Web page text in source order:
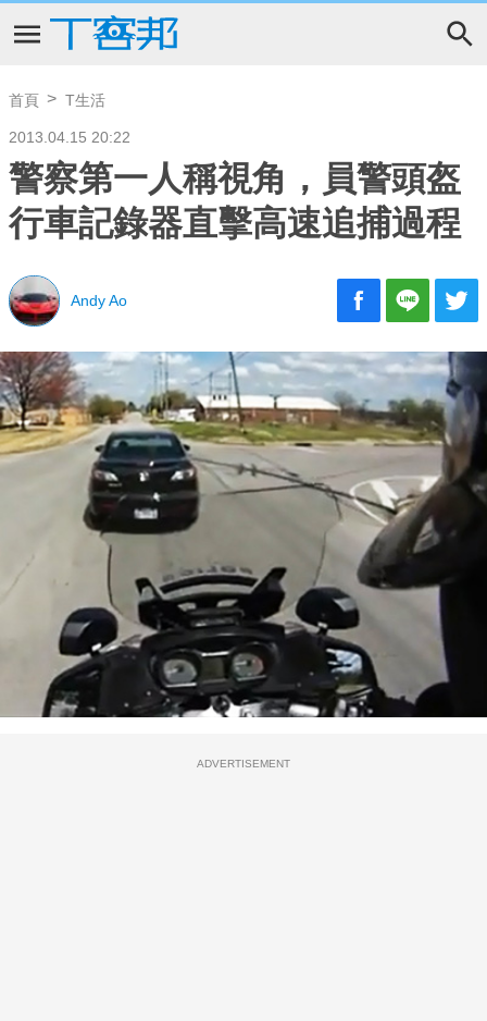
首頁 T生活
2013.04.15 20:22
警察第一人稱視角，員警頭盔
行車記錄器直擊高速追捕過程
Andy Ao
ADVERTISEMENT